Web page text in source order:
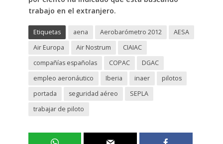
trabajo en el extranjero.
Etiquetas aena Aerobarómetro 2012
AESA
Air Europa
Air Nostrum
CIAIAC
compañías españolas
COPAC
DGAC
empleo aeronáutico
Iberia inaer
pilotos
portada
seguridad aéreo
SEPLA
trabajar de piloto